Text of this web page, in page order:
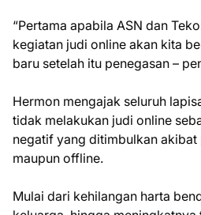
“Pertama apabila ASN dan
kegiatan judi online akan kita
baru setelah itu penegasan –
Hermon mengajak seluruh
tidak melakukan judi online
negatif yang ditimbulkan
maupun offline.
Mulai dari kehilangan harta